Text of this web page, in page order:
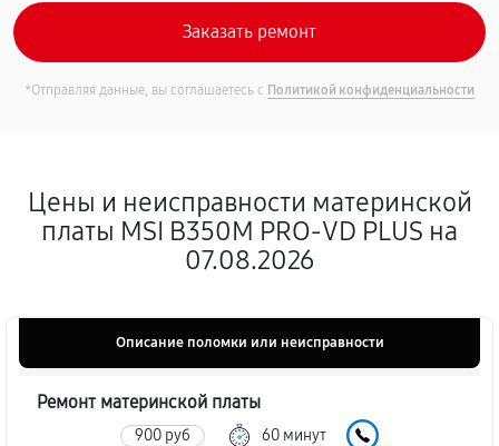
*Отправляя данные, вы соглашаетесь с Политикой конфиденциальности
Цены и неисправности материнской
платы MSI B350M PRO-VD PLUS на
07.08.2026
Описание поломки или неисправности
Ремонт материнской платы
900 руб 60 минут